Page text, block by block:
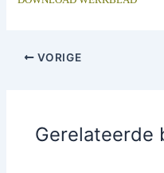
VORIGE
Gerelateerde